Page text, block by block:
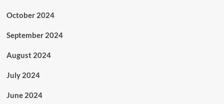
October 2024
September 2024
August 2024
July 2024
June 2024